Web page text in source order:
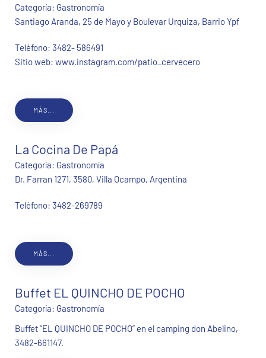
Categoría: Gastronomía
Santiago Aranda, 25 de Mayo y Boulevar Urquiza, Barrio Ypf
Teléfono: 3482- 586491
Sitio web: www.instagram.com/patio_cervecero
MÁS...
La Cocina De Papá
Categoría: Gastronomía
Dr. Farran 1271, 3580, Villa Ocampo, Argentina
Teléfono: 3482-269789
MÁS...
Buffet EL QUINCHO DE POCHO
Categoría: Gastronomía
Buffet “EL QUINCHO DE POCHO” en el camping don Abelino,
3482-661147.